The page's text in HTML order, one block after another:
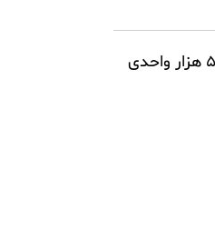
به گزارش سهامیر، شاخص کل بازار بورس امروز نزدیک به دو هزار واحد کاهش پیدا کرد و در کانال یک میلیون و ۵۹۱ هزار واحدی